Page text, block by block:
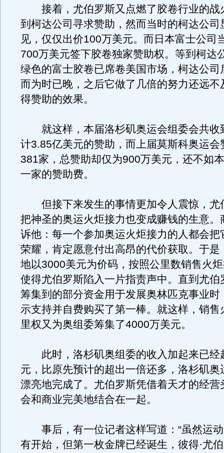
接着，尤伯罗斯又点燃了胶卷行业的战
到柯达公司寻求赞助，然而当时的柯达公司
见，仅仅出价100万美元。而日本富士公司
700万美元签下胶卷独家赞助权。等到柯达
绿色的富士胶卷已席卷美国市场，柯达公司
而为时已晚，之后它做了几倍的努力还远不
得赞助的效果。
就这样，本届洛杉矶奥运会组委会共收
计3.85亿美元的赞助，而上届莫斯科奥运会
381家，总赞助却仅为900万美元，还不如
一家的赞助费。
但接下来发生的事情更加令人震惊，尤
把神圣的奥运火炬接力也变成赚钱的生意。
诉他：每一个参加奥运火炬接力的人都会把
荣耀，肯定愿意付出高昂的代价获取。于是
地以3000美元为价码，按照公里数销售火
使得尤伯罗斯陷入一片指责声中。直到尤伯
筹集到的部分资金用于发展奥林匹克事业时
示支持并自费购买了第一棒。就这样，销售
里权又为奥组委筹集了4000万美元。
此时，洛杉矶奥组委的收入加起来已经
元，比原先预计的超出一倍还多，洛杉矶奥
漂亮地完成了。尤伯罗斯凭借着天才的经营
会和商业完美地结合在一起。
事后，有一位记者这样写道：“虽然运动
有开始，但第一枚金牌已经诞生，彼得·尤